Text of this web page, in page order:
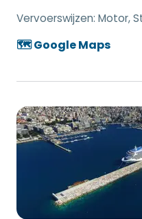
Vervoerswijzen: Motor,
🗺️ Google Maps